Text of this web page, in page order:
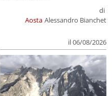
Aosta
di
Alessandro Bianchet
il 06/08/2026